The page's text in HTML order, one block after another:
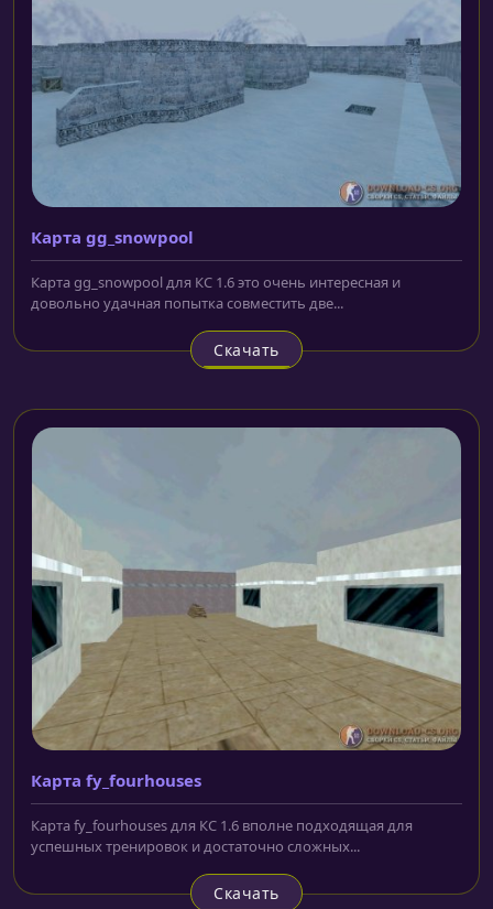
Карта gg_snowpool
Карта gg_snowpool для КС 1.6 это очень интересная и
довольно удачная попытка совместить две...
Скачать
Карта fy_fourhouses
Карта fy_fourhouses для КС 1.6 вполне подходящая для
успешных тренировок и достаточно сложных...
Скачать